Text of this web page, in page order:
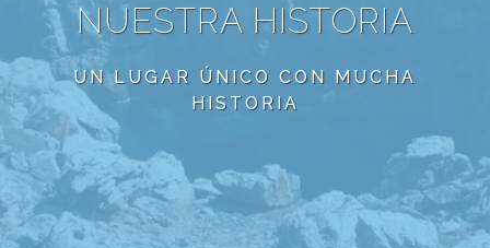
NUESTRA HISTORIA
UN LUGAR ÚNICO CON MUCHA
HISTORIA